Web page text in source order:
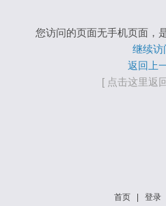
您访问的页面无手机页面，
继续访
返回上
[ 点击这里返
首页 登录